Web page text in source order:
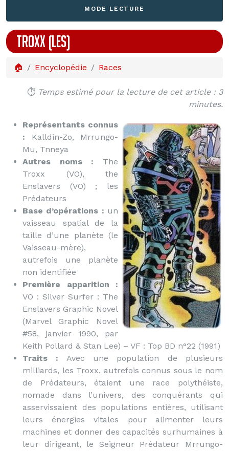
MODE LECTURE
TROXX (LES)
🏠 Encyclopédie Races
⏱️ Temps estimé pour la lecture de cet article : 3
minutes.
Représentants connus
: Kalldin-Zo, Mrrungo-
Mu, Tnneya
Autres noms : The
Troxx (VO), the
Enslavers (VO) ; les
Prédateurs
Base d’opérations : un
vaisseau spatial de la
taille d’une planète (le
Vaisseau-mère),
autrefois une planète
non identifiée
Première apparition :
VO : Silver Surfer : The
Enslavers Graphic Novel
(Marvel Graphic Novel
#58, janvier 1990, par
Keith Pollard & Stan Lee) – VF : Top BD n°22 (1991)
Traits : Avec une population de plusieurs
milliards, les Troxx, autrefois connus sous le nom
de Prédateurs, étaient une race polythéiste,
nomade dans l’univers, des conquérants qui
asservissaient des populations entières, utilisant
leurs énergies vitales pour alimenter leurs
machines et donner des capacités surhumaines à
leur dirigeant, le Seigneur Prédateur Mrrungo-